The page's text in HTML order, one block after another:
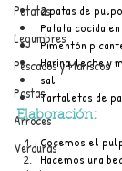
Patatas
Legumbres
Pescados y Mariscos
Pastas
Arroces
Verduras
2 patas de pulpo
Patata cocida
Pimentón
Harina, leche y
sal
Tartaletas de
Elaboración:
Cocemos el
Hacemos una